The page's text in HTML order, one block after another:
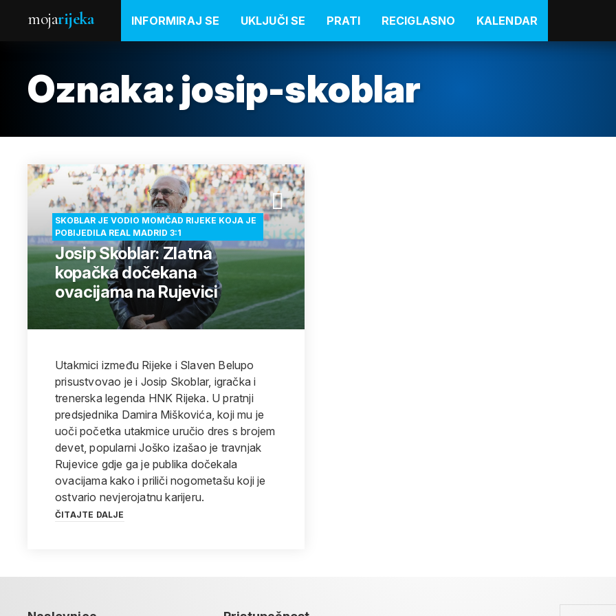
mojarijeka INFORMIRAJ SE UKLJUČI SE PRATI RECIGLASNO KALENDAR
Oznaka: josip-skoblar
SKOBLAR JE VODIO MOMČAD RIJEKE KOJA JE
POBIJEDILA REAL MADRID 3:1
Josip Skoblar: Zlatna
kopačka dočekana
ovacijama na Rujevici
Utakmici između Rijeke i Slaven Belupo
prisustvovao je i Josip Skoblar, igračka i
trenerska legenda HNK Rijeka. U pratnji
predsjednika Damira Miškovića, koji mu je
uoči početka utakmice uručio dres s brojem
devet, popularni Joško izašao je travnjak
Rujevice gdje ga je publika dočekala
ovacijama kako i priliči nogometašu koji je
ostvario nevjerojatnu karijeru.
ČITAJTE DALJE